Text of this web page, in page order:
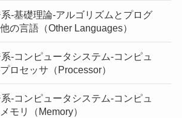
-基礎理論-アルゴリズムとプログ
の言語（Other Languages）
-コンピュータシステム-コンピュ
ロセッサ（Processor）
-コンピュータシステム-コンピュ
モリ（Memory）